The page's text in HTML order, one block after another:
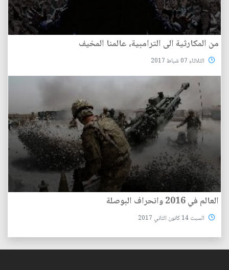
من المكارثية الى الترامبية، عالمنا المخيف
الثلاثاء 07 شباط 2017
العالم في 2016 وانحراف البوصلة
السبت 14 كانون الثاني 2017